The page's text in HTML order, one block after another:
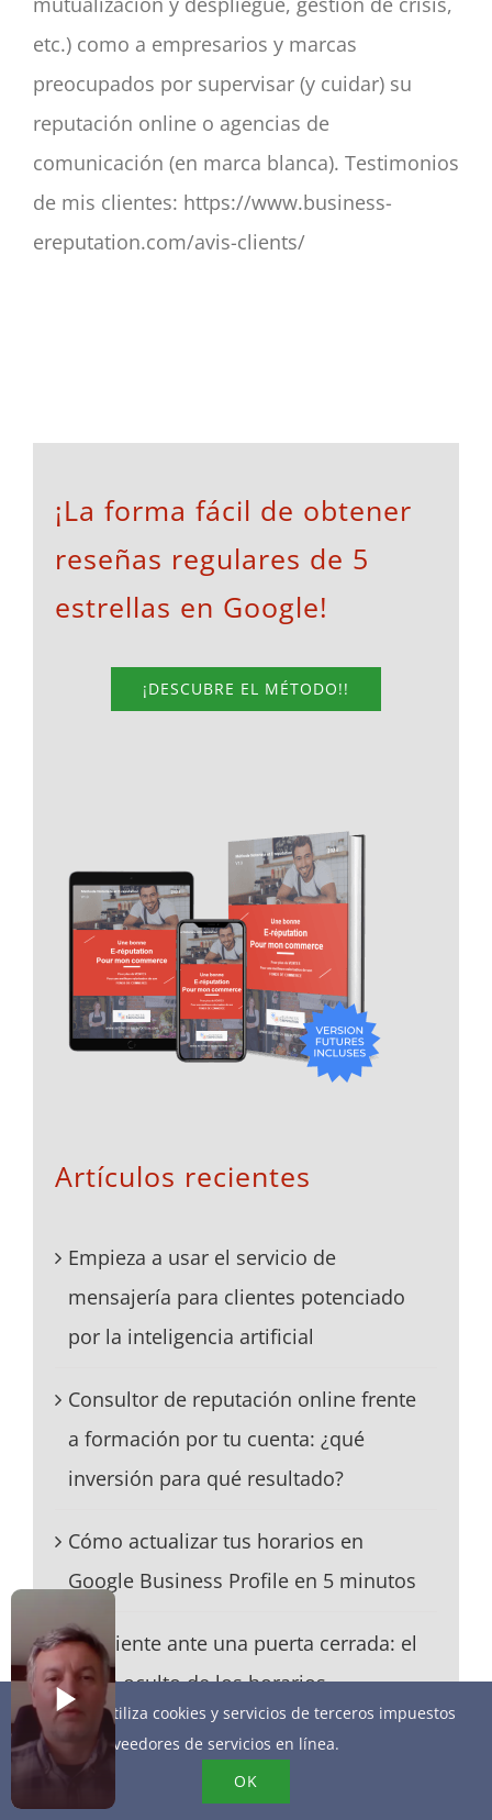
etc.) como a empresarios y marcas
preocupados por supervisar (y cuidar) su
reputación online o agencias de
comunicación (en marca blanca). Testimonios
de mis clientes: https://www.business-
ereputation.com/avis-clients/
¡La forma fácil de obtener
reseñas regulares de 5
estrellas en Google!
¡DESCUBRE EL MÉTODO!!
Artículos recientes
Empieza a usar el servicio de
mensajería para clientes potenciado
por la inteligencia artificial
Consultor de reputación online frente
a formación por tu cuenta: ¿qué
inversión para qué resultado?
Cómo actualizar tus horarios en
Google Business Profile en 5 minutos
Un cliente ante una puerta cerrada: el
coste oculto de los horarios
desactualizados
Este sitio utiliza cookies y servicios de terceros impuestos
por los proveedores de servicios en línea.
OK